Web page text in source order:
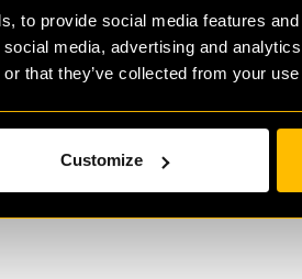
to provide social media features
media, advertising and
that they’ve collected from your
Customize
die bij
past